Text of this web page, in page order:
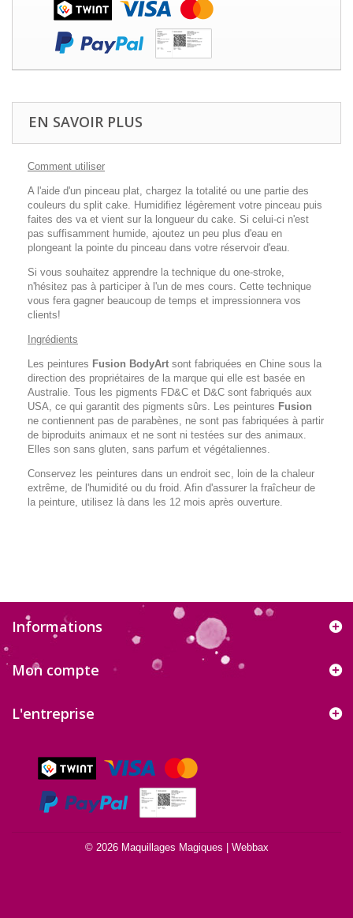
EN SAVOIR PLUS
Comment utiliser
A l'aide d'un pinceau plat, chargez la totalité ou une partie des
couleurs du split cake. Humidifiez légèrement votre pinceau puis
faites des va et vient sur la longueur du cake. Si celui-ci n'est
pas suffisamment humide, ajoutez un peu plus d'eau en
plongeant la pointe du pinceau dans votre réservoir d'eau.
Si vous souhaitez apprendre la technique du one-stroke,
n'hésitez pas à participer à l'un de mes cours. Cette technique
vous fera gagner beaucoup de temps et impressionnera vos
clients!
Ingrédients
Les peintures Fusion BodyArt sont fabriquées en Chine sous la
direction des propriétaires de la marque qui elle est basée en
Australie. Tous les pigments FD&C et D&C sont fabriqués aux
USA, ce qui garantit des pigments sûrs. Les peintures Fusion
ne contiennent pas de parabènes, ne sont pas fabriquées à partir
de biproduits animaux et ne sont ni testées sur des animaux.
Elles son sans gluten, sans parfum et végétaliennes.
Conservez les peintures dans un endroit sec, loin de la chaleur
extrême, de l'humidité ou du froid. Afin d'assurer la fraîcheur de
la peinture, utilisez là dans les 12 mois après ouverture.
Informations
Mon compte
L'entreprise
© 2026 Maquillages Magiques | Webbax